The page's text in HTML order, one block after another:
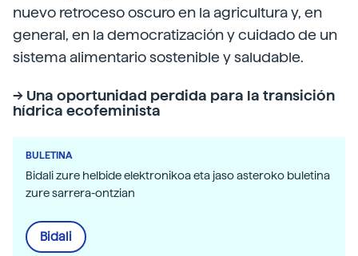
nuevo retroceso oscuro en la agricultura y, en
general, en la democratización y cuidado de un
sistema alimentario sostenible y saludable.
-> Una oportunidad perdida para la transición
hídrica ecofeminista
BULETINA
Bidali zure helbide elektronikoa eta jaso asteroko buletina
zure sarrera-ontzian
Bidali